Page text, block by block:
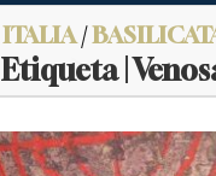
ITALIA/
Etiqueta |